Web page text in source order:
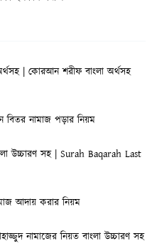
| কোরআন শরীফ বাংলা অর্থসহ
বিতর নামাজ পড়ার নিয়ম
উচ্চারণ সহ | Surah Baqarah Last
আদায় করার নিয়ম
নামাজের নিয়ত বাংলা উচ্চারণ সহ